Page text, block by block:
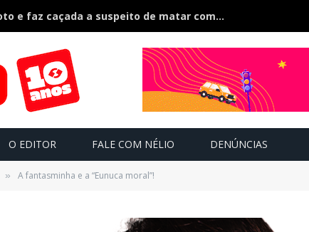
Polícia divulga foto e faz caçada a suspeito de matar companheira na frente dos filhos
O EDITOR FALE COM NÉLIO DENÚNCIAS
» A fantasminha e a “Eunuca moral”!